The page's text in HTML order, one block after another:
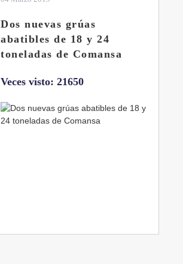
Dos nuevas grúas
abatibles de 18 y 24
toneladas de Comansa
Veces visto: 21650